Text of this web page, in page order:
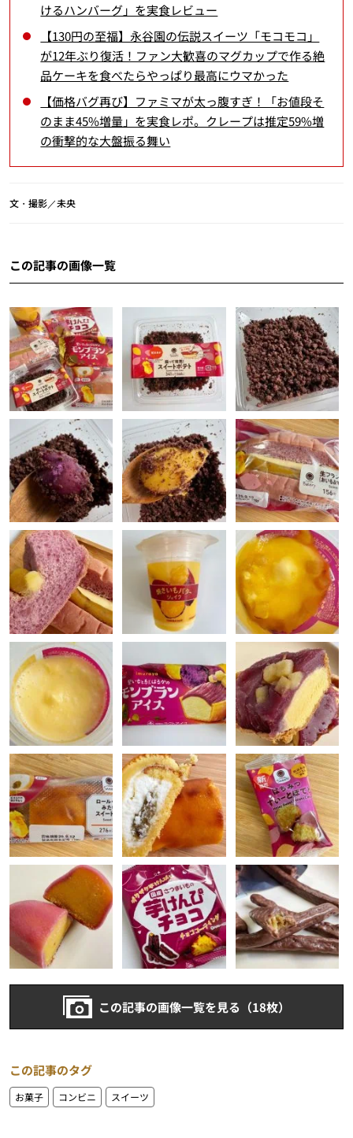
けるハンバーグ」を実食レビュー
【130円の至福】永谷園の伝説スイーツ「モコモコ」
が12年ぶり復活！ファン大歓喜のマグカップで作る絶
品ケーキを食べたらやっぱり最高にウマかった
【価格バグ再び】ファミマが太っ腹すぎ！「お値段そ
のまま45%増量」を実食レポ。クレープは推定59%増
の衝撃的な大盤振る舞い
文・撮影／未央
この記事の画像一覧
この記事の画像一覧を見る（18枚）
この記事のタグ
お菓子 コンビニ スイーツ